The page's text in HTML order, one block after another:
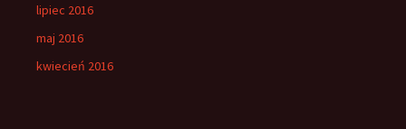
lipiec 2016
maj 2016
kwiecień 2016